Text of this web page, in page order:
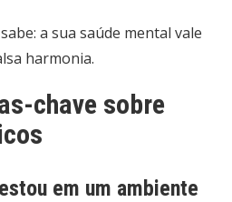
a sua saúde mental vale
harmonia.
chave sobre
em um ambiente